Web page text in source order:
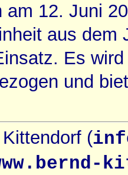
am 12. Juni
aus
Es
und
(